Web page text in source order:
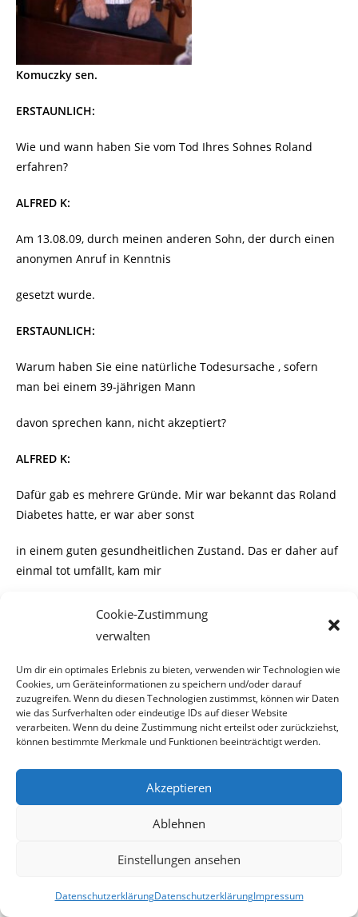
Cookie-Zustimmung
verwalten
Um dir ein optimales Erlebnis zu bieten, verwenden wir Technologien wie
Cookies, um Geräteinformationen zu speichern und/oder darauf
zuzugreifen. Wenn du diesen Technologien zustimmst, können wir Daten
wie das Surfverhalten oder eindeutige IDs auf dieser Website
verarbeiten. Wenn du deine Zustimmung nicht erteilst oder zurückziehst,
können bestimmte Merkmale und Funktionen beeinträchtigt werden.
Akzeptieren
Ablehnen
Einstellungen ansehen
DatenschutzerklärungDatenschutzerklärungImpressum
Komuczky sen.
ERSTAUNLICH:
Wie und wann haben Sie vom Tod Ihres Sohnes Roland
erfahren?
ALFRED K:
Am 13.08.09, durch meinen anderen Sohn, der durch einen
anonymen Anruf in Kenntnis
gesetzt wurde.
ERSTAUNLICH:
Warum haben Sie eine natürliche Todesursache , sofern
man bei einem 39-jährigen Mann
davon sprechen kann, nicht akzeptiert?
ALFRED K:
Dafür gab es mehrere Gründe. Mir war bekannt das Roland
Diabetes hatte, er war aber sonst
in einem guten gesundheitlichen Zustand. Das er daher auf
einmal tot umfällt, kam mir
komisch vor und daher habe ich die amtsärztliche
Totenbescheinigung nicht akzeptiert.